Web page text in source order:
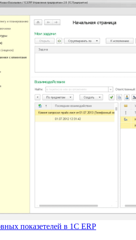
показетелей в 1C ERP